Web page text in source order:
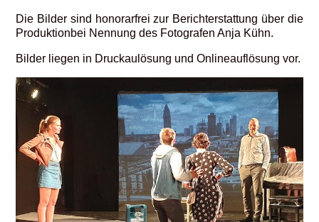
Die Bilder sind honorarfrei zur Berichterstattung über die
Produktionbei Nennung des Fotografen Anja Kühn.
Bilder liegen in Druckaulösung und Onlineauflösung vor.